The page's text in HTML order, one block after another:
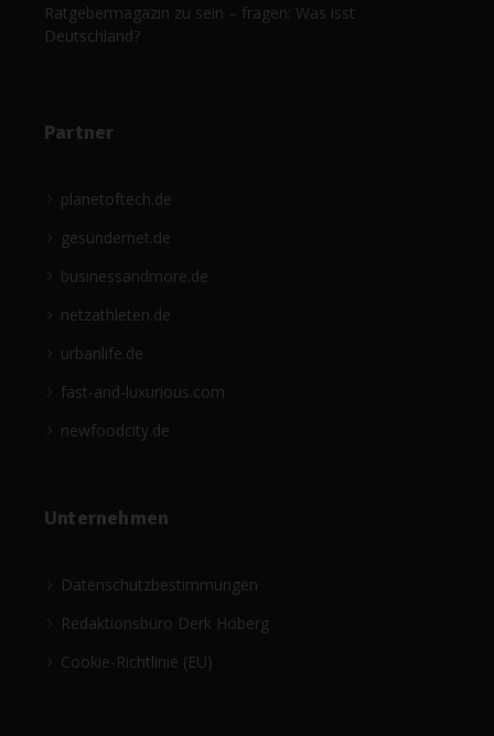
Ratgebermagazin zu sein – fragen: Was isst
Deutschland?
Partner
planetoftech.de
gesündernet.de
businessandmore.de
netzathleten.de
urbanlife.de
fast-and-luxurious.com
newfoodcity.de
Unternehmen
Datenschutzbestimmungen
Redaktionsbüro Derk Hoberg
Cookie-Richtlinie (EU)